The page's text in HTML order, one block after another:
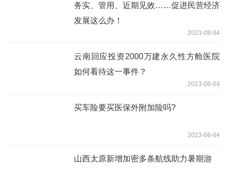
务实、管用、近期见效……促进民营经济
发展这么办！
2023-08-04
云南回应投资2000万建永久性方舱医院
如何看待这一事件？
2023-08-04
买车险要买医保外附加险吗?
2023-08-04
山西太原新增加密多条航线助力暑期游